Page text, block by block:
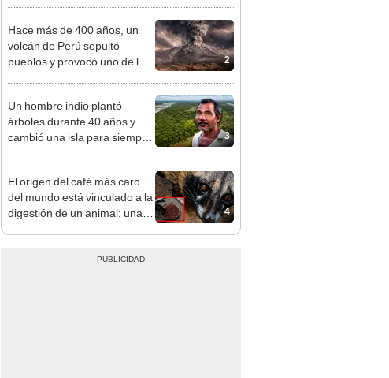
2
Hace más de 400 años, un
volcán de Perú sepultó
pueblos y provocó uno de los
veranos más fríos de la
3
Un hombre indio plantó
árboles durante 40 años y
cambió una isla para siempre:
hoy su bosque supera casi 6
4
El origen del café más caro
del mundo está vinculado a la
digestión de un animal: una
fermentación natural